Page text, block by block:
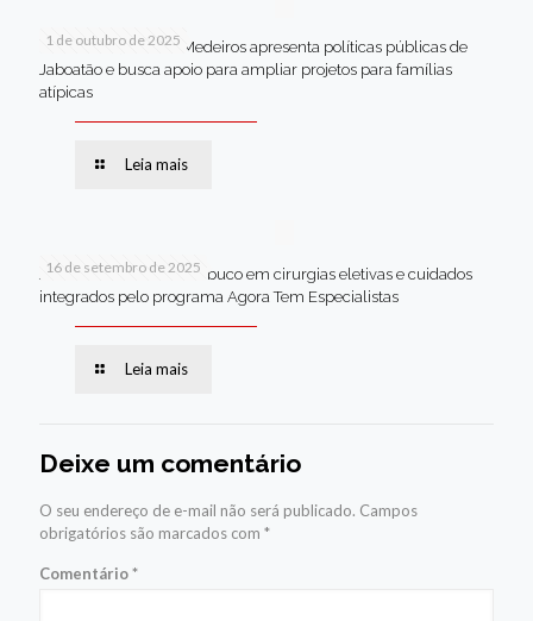
1 de outubro de 2025
Em Brasília, Andréa Medeiros apresenta políticas públicas de
Jaboatão e busca apoio para ampliar projetos para famílias
atípicas
Leia mais
16 de setembro de 2025
Jaboatão lidera Pernambuco em cirurgias eletivas e cuidados
integrados pelo programa Agora Tem Especialistas
Leia mais
Deixe um comentário
O seu endereço de e-mail não será publicado. Campos
obrigatórios são marcados com *
Comentário*